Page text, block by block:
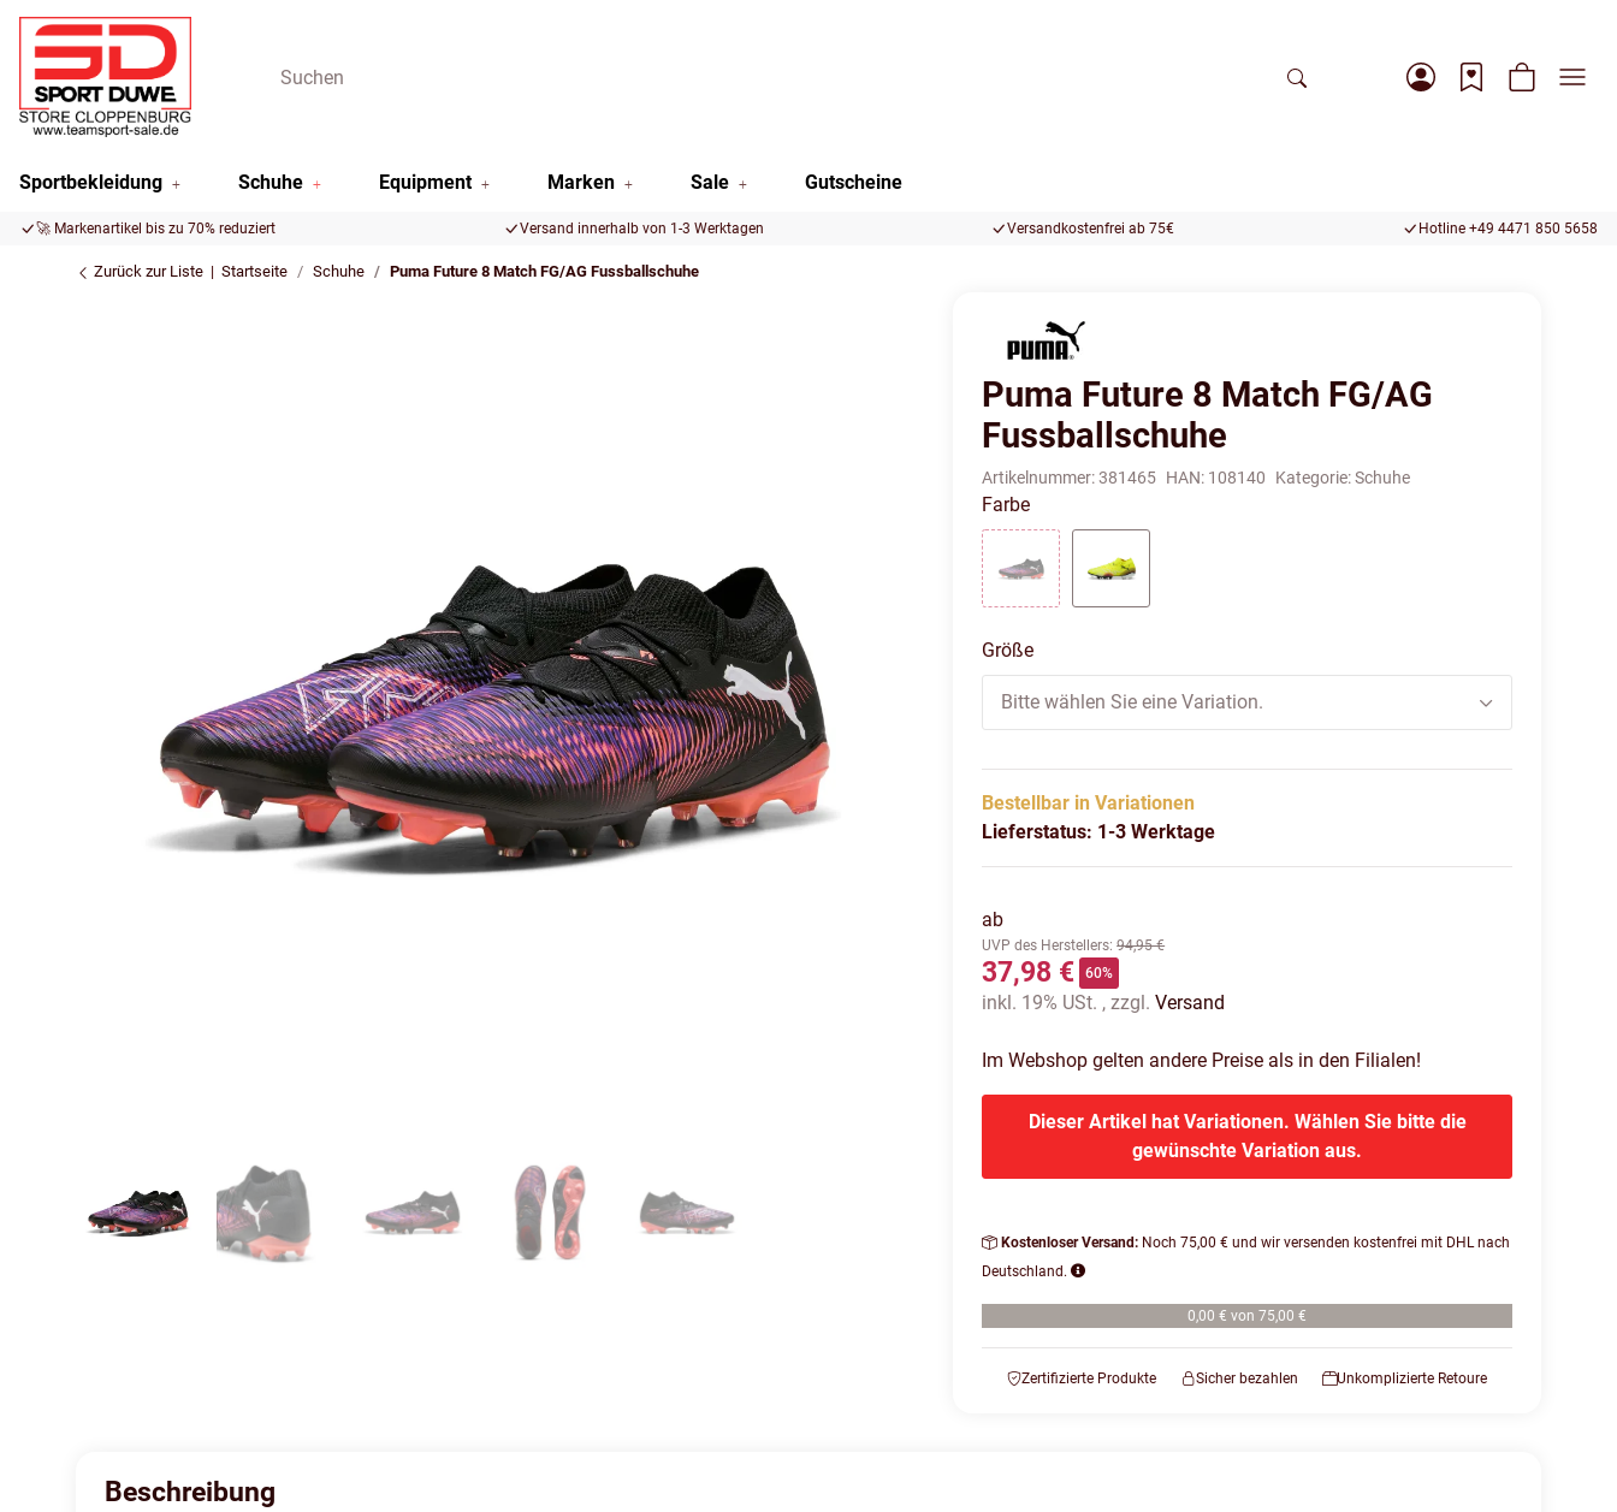
Sportbekleidung Schuhe Equipment Marken Sale Gutscheine
🚀 Markenartikel bis zu 70% reduziert Versand innerhalb von 1-3 Werktagen Versandkostenfrei ab 75€ Hotline +49 4471 850 5658
Zurück zur Liste Startseite Schuhe Puma Future 8 Match FG/AG Fussballschuhe
Puma Future 8 Match FG/AG
Fussballschuhe
Artikelnummer:381465 HAN: 108140 Kategorie:Schuhe
Farbe
Größe
Bitte wählen Sie eine Variation.
Bestellbar in Variationen
Lieferstatus: 1-3 Werktage
ab
UVP des Herstellers:94,95 €
37,98 € 60%
inkl. 19% USt. , zzgl.Versand
Im Webshop gelten andere Preise als in den Filialen!
Dieser Artikel hat Variationen. Wählen Sie bitte die
gewünschte Variation aus.
Kostenloser Versand: Noch 75,00 € und wir versenden kostenfrei mit DHL nach
Deutschland.
0,00 € von 75,00 €
Zertifizierte Produkte Sicher bezahlen Unkomplizierte Retoure
Beschreibung